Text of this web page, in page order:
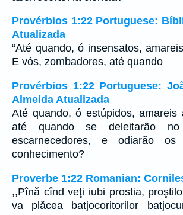
Provérbios 1:22 Portuguese:
Atualizada
“Até quando, ó insensatos,
E vós, zombadores, até quando
Provérbios 1:22 Portuguese:
Almeida Atualizada
Até quando, ó estúpidos, amareis
até quando se deleitarão
escarnecedores, e odiarão
conhecimento?
Proverbe 1:22 Romanian:
,,Pînă cînd veţi iubi prostia,
va plăcea batjocoritorilor